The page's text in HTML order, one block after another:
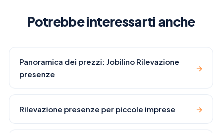
Potrebbe interessarti anche
Panoramica dei prezzi: Jobilino Rilevazione
presenze
→
Rilevazione presenze per piccole imprese →